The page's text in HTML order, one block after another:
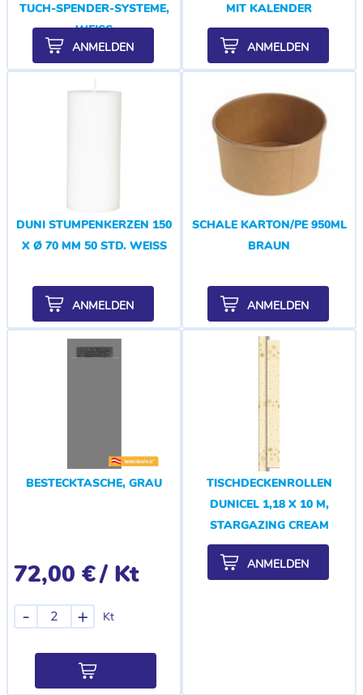
TUCH-SPENDER-SYSTEME,
WEISS
ANMELDEN
MIT KALENDER
ANMELDEN
DUNI STUMPENKERZEN 150
X Ø 70 MM 50 STD. WEISS
ANMELDEN
SCHALE KARTON/PE 950ML
BRAUN
ANMELDEN
BESTECKTASCHE, GRAU
72,00 €/ Kt
Kt
- +
TISCHDECKENROLLEN
DUNICEL 1,18 X 10 M,
STARGAZING CREAM
ANMELDEN